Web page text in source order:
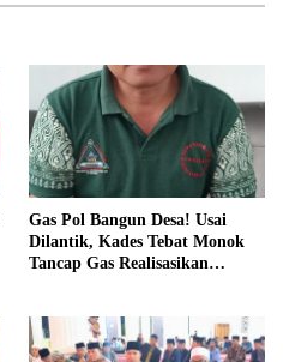
Gas Pol Bangun Desa! Usai
Dilantik, Kades Tebat Monok
Tancap Gas Realisasikan